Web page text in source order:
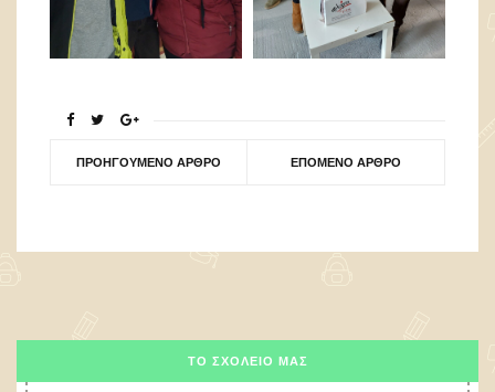
ΠΡΟΗΓΟΎΜΕΝΟ ΆΡΘΡΟ ΕΠΌΜΕΝΟ ΆΡΘΡΟ
ΤΟ ΣΧΟΛΕΊΟ ΜΑΣ